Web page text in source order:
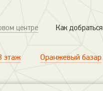
центре Как добраться
этаж Оранжевый базар